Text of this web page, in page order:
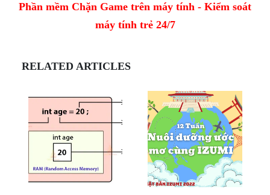
Phần mềm Chặn Game trên máy tính - Kiểm soát
máy tính trẻ 24/7
RELATED ARTICLES